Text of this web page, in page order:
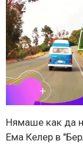
Нямаше как да
Ема Келер в